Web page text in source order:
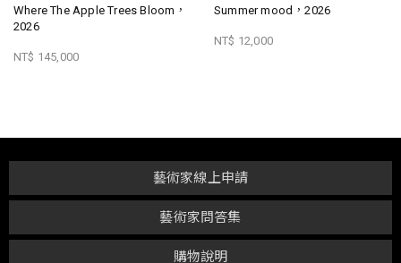
Where The Apple Trees Bloom，
2026
NT$ 145,000
Summer mood，2026
NT$ 12,000
購物說明
藝術家問答集
藝術家線上申請